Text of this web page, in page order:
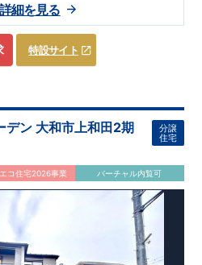
・ーーー・ーーー
た土間ルームを採用！ ​雨・気温
ペットの遊び ​​ スペースや、
空間に！​ ​・混みがちな朝でも家族
けでなく、​ ストーブや扇風機な
など収納スペースとしても ​ 使
あるインナーバルコニーは​雨が
気の変化にも対応できる！
設サイトはこちら
bukken/83975016/
特設サイト
細を見る
デン 大和市上和田2期
分譲
住宅
コ住宅2026事業 バーチャル内覧可